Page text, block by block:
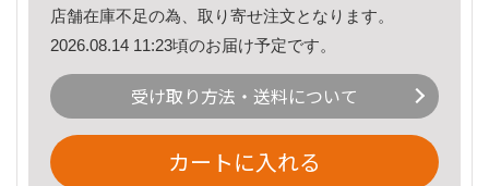
店舗在庫不足の為、取り寄せ注文となります。
2026.08.14 11:23頃のお届け予定です。
受け取り方法・送料について
カートに入れる